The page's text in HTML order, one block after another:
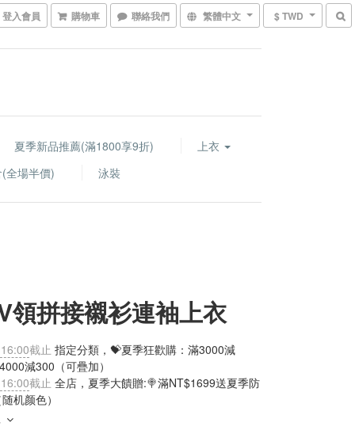
登入會員 購物車 聯絡我們 繁體中文 $ TWD
夏季新品推薦(滿1800享9折)
上衣
全場半價)
泳裝
領拼接襯衫連袖上衣
截止 指定分類，💝夏季狂歡購：滿3000減
減300（可疊加）
截止 全店，夏季大饋贈:🍭滿NT$1699送夏季防
机颜色）